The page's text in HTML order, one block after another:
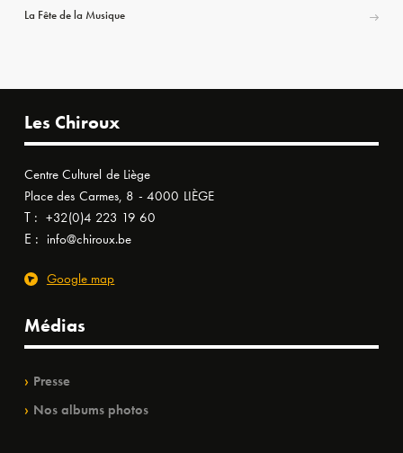
La Fête de la Musique
Les Chiroux
Centre Culturel de Liège
Place des Carmes, 8 - 4000 LIÈGE
T : +32(0)4 223 19 60
E : info@chiroux.be
Google map
Médias
Presse
Nos albums photos